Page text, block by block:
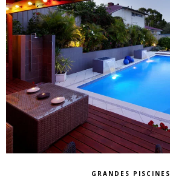
GRANDES PISCINES